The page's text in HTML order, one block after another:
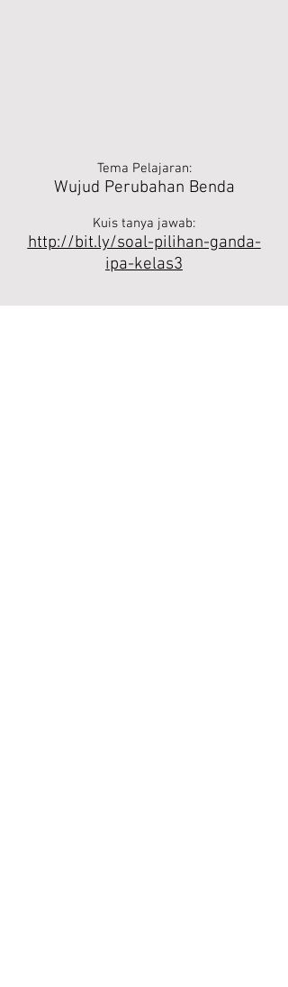
Tema Pelajaran:
Wujud Perubahan Benda
Kuis tanya jawab:
http://bit.ly/soal-pilihan-ganda-
ipa-kelas3